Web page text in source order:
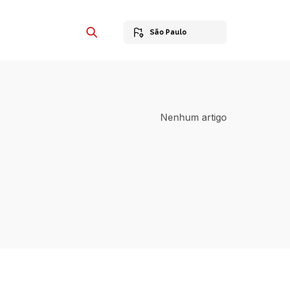
São Paulo
Nenhum artigo